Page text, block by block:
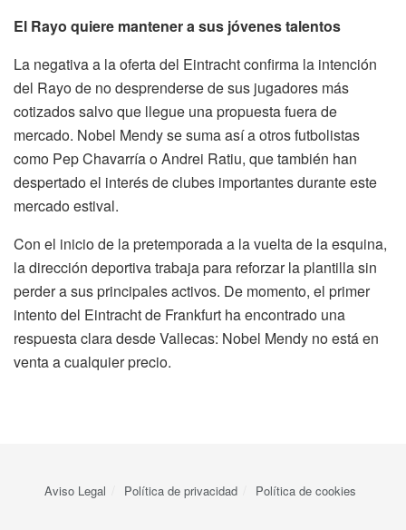
El Rayo quiere mantener a sus jóvenes talentos
La negativa a la oferta del Eintracht confirma la intención
del Rayo de no desprenderse de sus jugadores más
cotizados salvo que llegue una propuesta fuera de
mercado. Nobel Mendy se suma así a otros futbolistas
como Pep Chavarría o Andrei Ratiu, que también han
despertado el interés de clubes importantes durante este
mercado estival.
Con el inicio de la pretemporada a la vuelta de la esquina,
la dirección deportiva trabaja para reforzar la plantilla sin
perder a sus principales activos. De momento, el primer
intento del Eintracht de Frankfurt ha encontrado una
respuesta clara desde Vallecas: Nobel Mendy no está en
venta a cualquier precio.
Aviso Legal Política de privacidad Política de cookies